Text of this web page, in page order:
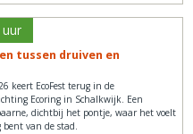
uur
tussen druiven en
keert EcoFest terug in de
Ecoring in Schalkwijk. Een
dichtbij het pontje, waar het voelt
bent van de stad.